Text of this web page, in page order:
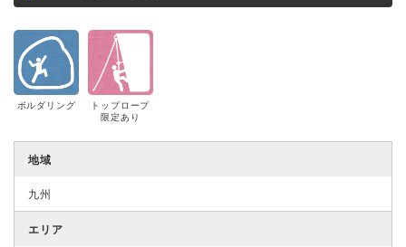
ボルダリング
トップロープ
限定あり
地域
九州
エリア